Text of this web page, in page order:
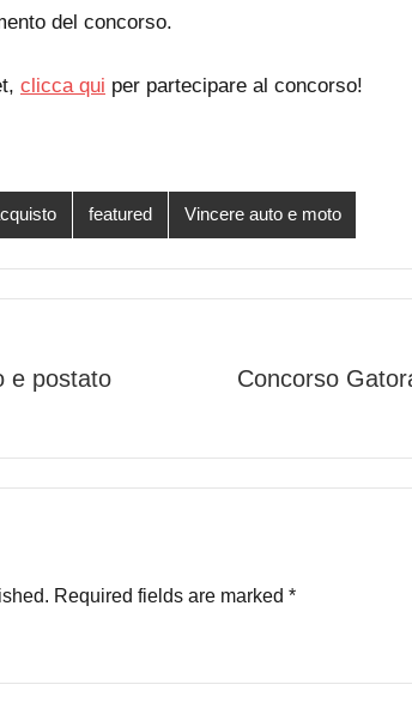
del concorso.
clicca qui per partecipare al concorso!
featured Vincere auto e moto
e postato
Concorso
Required fields are marked *